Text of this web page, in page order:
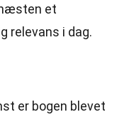
et
relevans i dag.
er bogen blevet